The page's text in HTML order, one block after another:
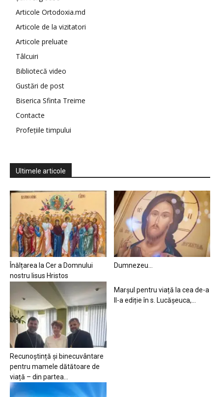
Articole Ortodoxia.md
Articole de la vizitatori
Articole preluate
Tâlcuiri
Bibliotecă video
Gustări de post
Biserica Sfinta Treime
Contacte
Profețiile timpului
Ultimele articole
Înălțarea la Cer a Domnului
nostru Iisus Hristos
Dumnezeu…
Recunoștință și binecuvântare
pentru mamele dătătoare de
viață – din partea...
Marșul pentru viață la cea de-a
II-a ediție în s. Lucășeuca,...